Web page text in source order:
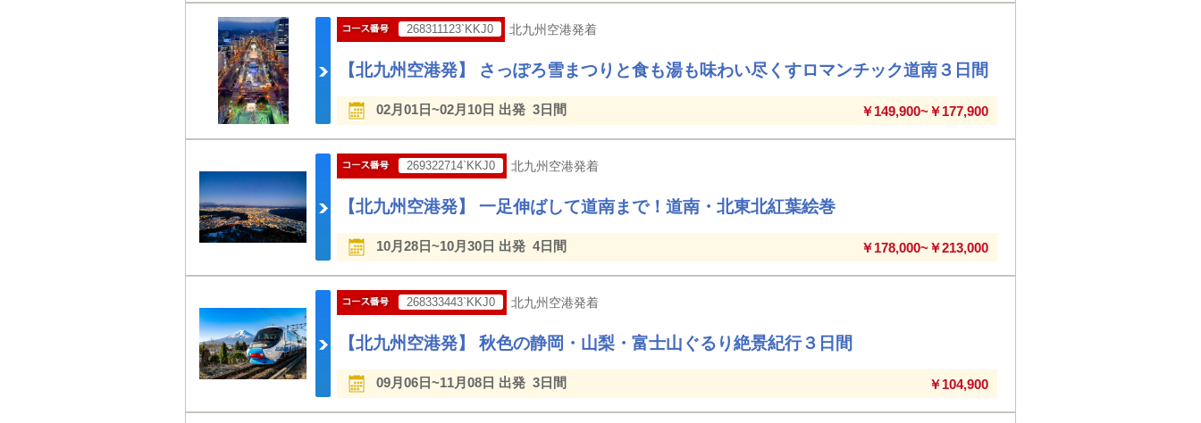
268311123`KKJ0 北九州空港発着
【北九州空港発】 さっぽろ雪まつりと食も湯も味わい尽くすロマンチック道南３日間
02月01日~02月10日 出発 3日間 ￥149,900~￥177,900
269322714`KKJ0 北九州空港発着
【北九州空港発】 一足伸ばして道南まで！道南・北東北紅葉絵巻
10月28日~10月30日 出発 4日間 ￥178,000~￥213,000
268333443`KKJ0 北九州空港発着
【北九州空港発】 秋色の静岡・山梨・富士山ぐるり絶景紀行３日間
09月06日~11月08日 出発 3日間 ￥104,900